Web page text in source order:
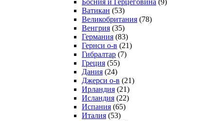
Ватикан (53)
Великобритания (78)
Венгрия (35)
Германия (83)
Гернси о-в (21)
Гибралтар (7)
Греция (55)
Дания (24)
Джерси о-в (21)
Ирландия (21)
Исландия (22)
Испания (65)
Италия (53)